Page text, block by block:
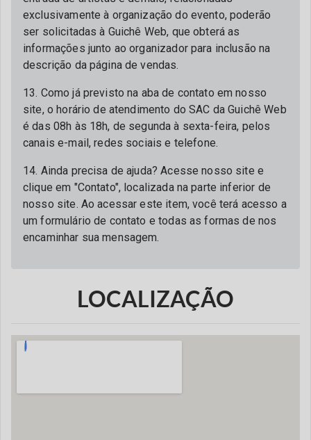
exclusivamente à organização do evento, poderão
ser solicitadas à Guichê Web, que obterá as
informações junto ao organizador para inclusão na
descrição da página de vendas.
13. Como já previsto na aba de contato em nosso
site, o horário de atendimento do SAC da Guichê Web
é das 08h às 18h, de segunda à sexta-feira, pelos
canais e-mail, redes sociais e telefone.
14. Ainda precisa de ajuda? Acesse nosso site e
clique em "Contato", localizada na parte inferior de
nosso site. Ao acessar este item, você terá acesso a
um formulário de contato e todas as formas de nos
encaminhar sua mensagem.
LOCALIZAÇÃO